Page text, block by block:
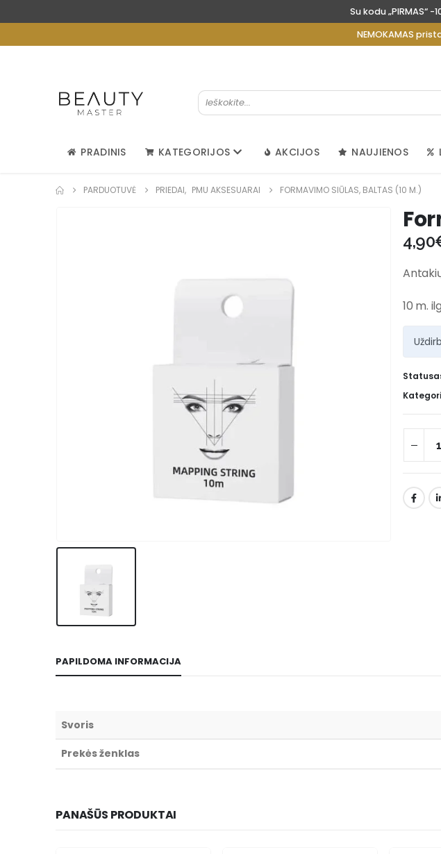
Su kodu „PIRMAS“
NEMOKAMAS
PRADINIS KATEGORIJOS AKCIJOS NAUJIENOS
PARDUOTUVĖ PRIEDAI, PMU AKSESUARAI FORMAVIMO SIŪLAS, BALTAS (10 M.)
4,90
10 m.
PAPILDOMA INFORMACIJA
Svoris
Prekės ženklas
PANAŠŪS PRODUKTAI